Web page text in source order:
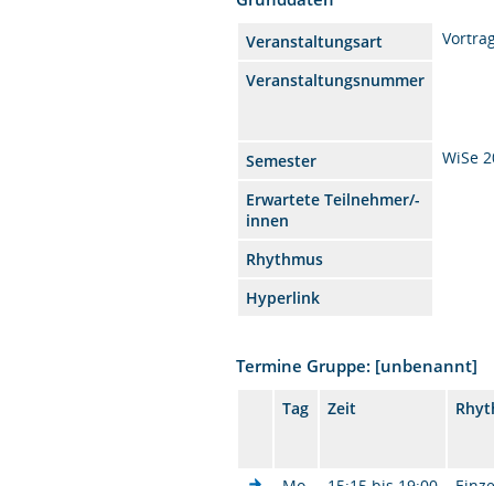
Veranstaltungsart
Veranstaltungsnummer
Semester
WiSe
Erwartete Teilnehmer/-
innen
Rhythmus
Hyperlink
Termine Gruppe: [unbenannt]
Tag Zeit